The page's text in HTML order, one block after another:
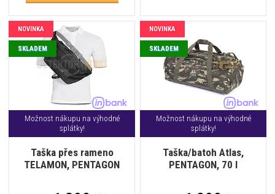
Možnost nákupu na výhodné
splátky!
Taška přes rameno
TELAMON, PENTAGON
NOVINKA
SKLADEM
Možnost nákupu na výhodné
splátky!
Taška/batoh Atlas,
PENTAGON, 70 l
NOVINKA
SKLADEM